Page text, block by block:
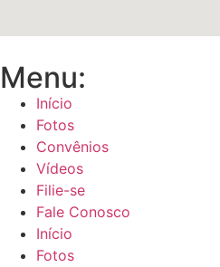
Menu:
Início
Fotos
Convênios
Vídeos
Filie-se
Fale Conosco
Início
Fotos